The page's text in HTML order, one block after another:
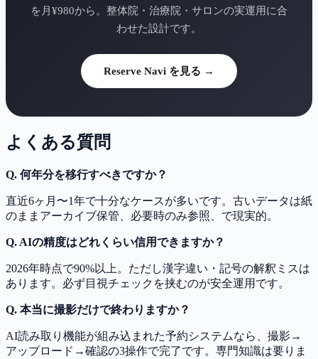
を月¥980から。整体院・治療院・サロンの実運用に合
わせた設計です。
Reserve Navi を見る →
よくある質問
Q. 何年分を移行すべきですか？
直近6ヶ月〜1年で十分なケースが多いです。古いデータは紙
のままアーカイブ保管、必要時のみ参照、で現実的。
Q. AIの精度はどれくらい信用できますか？
2026年時点で90%以上。ただし漢字違い・記号の解釈ミスは
あります。必ず目視チェックを挟むのが安全運用です。
Q. 本当に撮影だけで終わりますか？
AI読み取り機能が組み込まれた予約システムなら、撮影→
アップロード→確認の3操作で完了です。専門知識は要りま